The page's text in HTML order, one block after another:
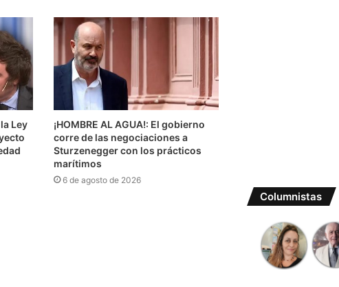
Ley
¡HOMBRE AL AGUA!: El gobierno
corre de las negociaciones a
Sturzenegger con los prácticos
marítimos
6 de agosto de 2026
Columnistas